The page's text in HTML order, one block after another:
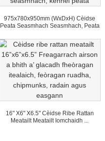
975x780x950mm (WxDxH) Cèidse
Peata Seasmhach Seasmhach, Peata
16" X6" X6.5" Cèidse Ribe Rattan
Meatailt Meatailt Iomchaidh ...